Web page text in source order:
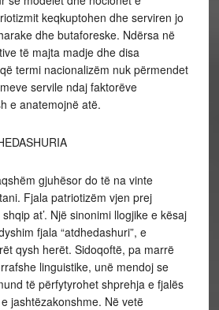
keqkuptohen dhe serviren jo
dhe butaforeske. Ndërsa në
të majta madje dhe disa
termi nacionalizëm nuk përmendet
servile ndaj faktorëve
e anatemojnë atë.
gjuhësor do të na vinte
Fjala patriotizëm vjen prej
at’. Një sinonimi llogjike e kësaj
fjala “atdhedashuri”, e
qysh herët. Sidoqoftë, pa marrë
linguistike, unë mendoj se
të përfytyrohet shprehja e fjalës
jashtëzakonshme. Në vetë